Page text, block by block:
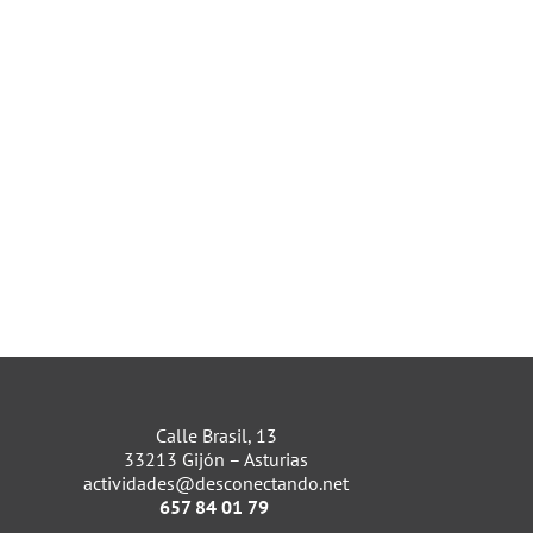
Calle Brasil, 13
33213 Gijón – Asturias
actividades@desconectando.net
657 84 01 79